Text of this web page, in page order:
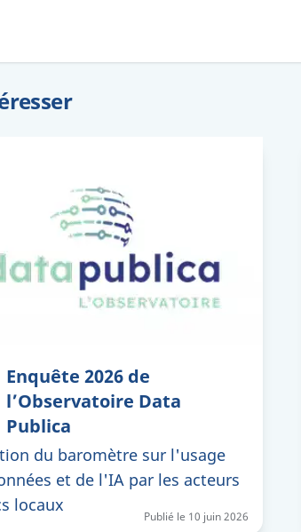
Enquête 2026 de
l’Observatoire Data
Publica
du baromètre sur l'usage
et de l'IA par les acteurs
locaux
Publié le 10 juin 2026